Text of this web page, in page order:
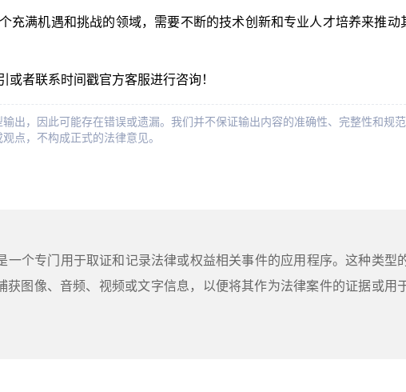
充满机遇和挑战的领域，需要不断的技术创新和专业人才培养来推动
或者联系时间戳官方客服进行咨询！
出，因此可能存在错误或遗漏。我们并不保证输出内容的准确性、完整性和规范
点，不构成正式的法律意见。
一个专门用于取证和记录法律或权益相关事件的应用程序。这种类型
获图像、音频、视频或文字信息，以便将其作为法律案件的证据或用